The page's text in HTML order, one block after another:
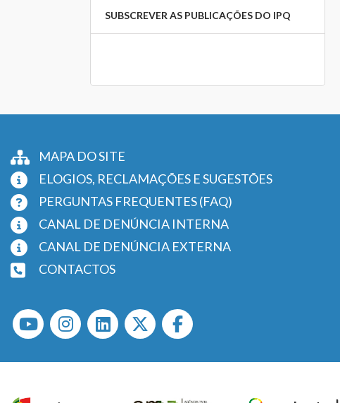
SUBSCREVER AS PUBLICAÇÕES DO IPQ
MAPA DO SITE
ELOGIOS, RECLAMAÇÕES E SUGESTÕES
PERGUNTAS FREQUENTES (FAQ)
CANAL DE DENÚNCIA INTERNA
CANAL DE DENÚNCIA EXTERNA
CONTACTOS